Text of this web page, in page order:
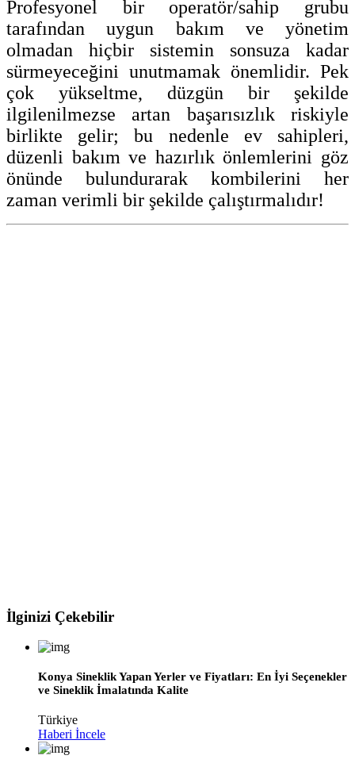
Profesyonel bir operatör/sahip grubu
tarafından uygun bakım ve yönetim
olmadan hiçbir sistemin sonsuza kadar
sürmeyeceğini unutmamak önemlidir. Pek
çok yükseltme, düzgün bir şekilde
ilgilenilmezse artan başarısızlık riskiyle
birlikte gelir; bu nedenle ev sahipleri,
düzenli bakım ve hazırlık önlemlerini göz
önünde bulundurarak kombilerini her
zaman verimli bir şekilde çalıştırmalıdır!
İlginizi Çekebilir
Konya Sineklik Yapan Yerler ve Fiyatları: En İyi Seçenekler
ve Sineklik İmalatında Kalite
Türkiye
Haberi İncele